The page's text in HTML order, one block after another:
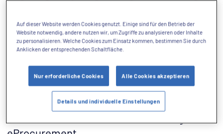
Auf dieser Website werden Cookies genutzt. Einige sind für den Betrieb der
Website notwendig, andere nutzen wir, um Zugriffe zu analysieren oder Inhalte
zu personalisieren. Welche Cookies zum Einsatz kommen, bestimmen Sie durch
Anklicken der entsprechenden Schaltfläche.
Nur erforderliche Cookies Alle Cookies akzeptieren
Details und individuelle Einstellungen